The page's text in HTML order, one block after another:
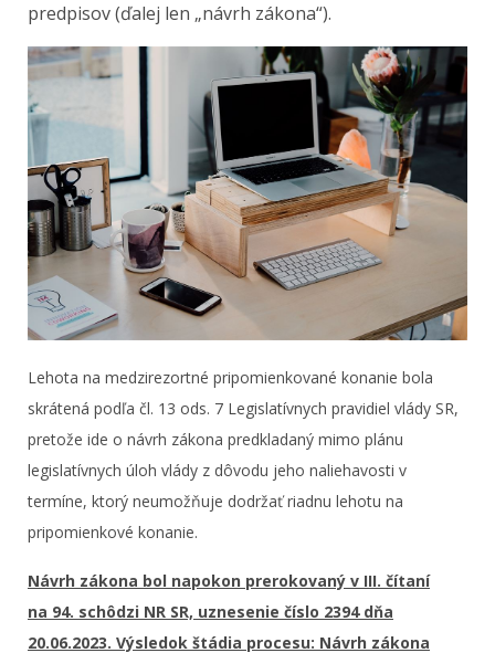
predpisov (ďalej len „návrh zákona“).
Lehota na medzirezortné pripomienkované konanie bola
skrátená podľa čl. 13 ods. 7 Legislatívnych pravidiel vlády SR,
pretože ide o návrh zákona predkladaný mimo plánu
legislatívnych úloh vlády z dôvodu jeho naliehavosti v
termíne, ktorý neumožňuje dodržať riadnu lehotu na
pripomienkové konanie.
Návrh zákona bol napokon prerokovaný v III. čítaní
na 94. schôdzi NR SR, uznesenie číslo 2394 dňa
20.06.2023. Výsledok štádia procesu: Návrh zákona